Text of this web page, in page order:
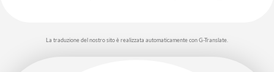
La traduzione del nostro sito è realizzata automaticamente con G-Translate.